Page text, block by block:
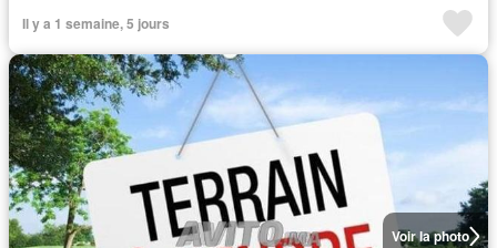
Il y a 1 semaine, 5 jours
Voir la photo